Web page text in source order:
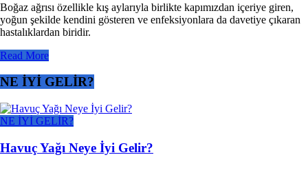
Boğaz ağrısı özellikle kış aylarıyla birlikte kapımızdan içeriye giren,
yoğun şekilde kendini gösteren ve enfeksiyonlara da davetiye çıkaran
hastalıklardan biridir.
Read More
NE İYİ GELİR?
NE İYİ GELİR?
Havuç Yağı Neye İyi Gelir?